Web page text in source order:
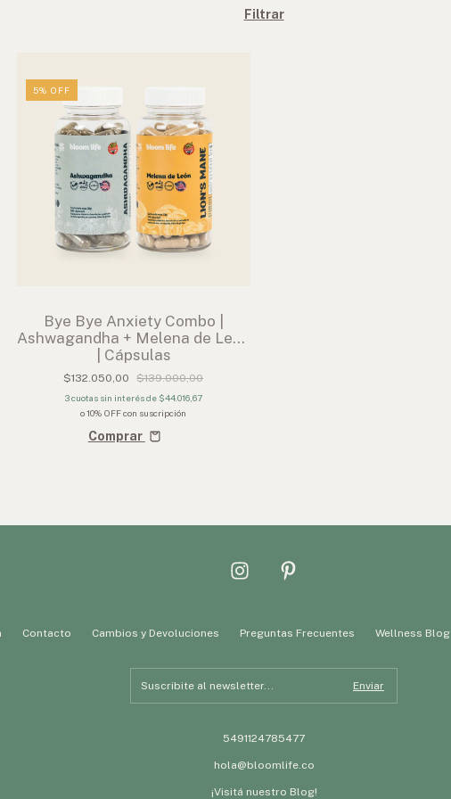
Filtrar
5% OFF
Bye Bye Anxiety Combo |
Ashwagandha + Melena de León
| Cápsulas
$132.050,00 $139.000,00
3cuotas sin interés de $44.016,67
o 10% OFFcon suscripción
Comprar
Contacto Cambios y Devoluciones Preguntas Frecuentes Wellness Blog
5491124785477
hola@bloomlife.co
¡Visitá nuestro Blog!